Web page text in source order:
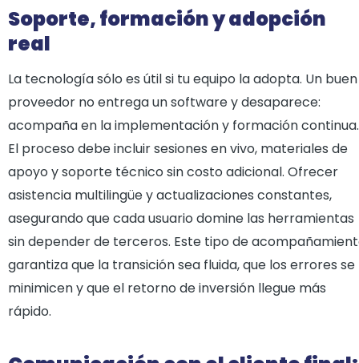
Soporte, formación y adopción
real
La tecnología sólo es útil si tu equipo la adopta. Un buen
proveedor no entrega un software y desaparece:
acompaña en la implementación y formación continua.
El proceso debe incluir sesiones en vivo, materiales de
apoyo y soporte técnico sin costo adicional. Ofrecer
asistencia multilingüe y actualizaciones constantes,
asegurando que cada usuario domine las herramientas
sin depender de terceros. Este tipo de
garantiza que la transición sea fluida, que los errores se
minimicen y que el retorno de inversión llegue más
rápido.